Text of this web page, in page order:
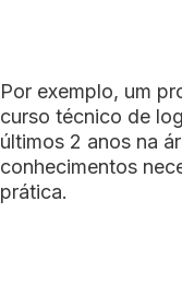
Por exemplo, um
curso técnico de
últimos 2 anos na
conhecimentos
prática.